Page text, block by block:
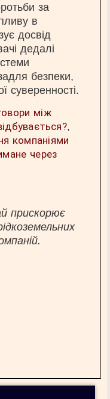
за
в
досвід
дедалі
безпеки,
суверенності.
між
,
компаніями
через
прискорює